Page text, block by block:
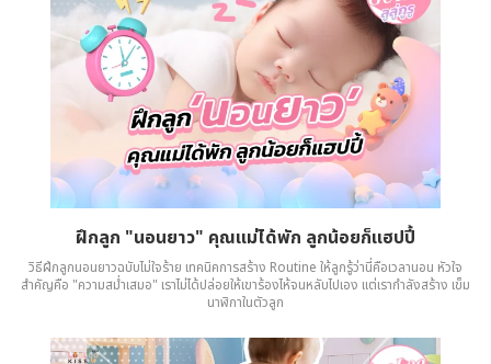
ฝึกลูก "นอนยาว" คุณแม่ได้พัก ลูกน้อยก็แฮปปี้
วิธีฝึกลูกนอนยาวฉบับไม่ใจร้าย เทคนิคการสร้าง Routine ให้ลูกรู้ว่านี่คือเวลานอน หัวใจ
สำคัญคือ "ความสม่ำเสมอ" เราไม่ได้ปล่อยให้เขาร้องไห้จนหลับไปเอง แต่เรากำลังสร้าง เข็ม
นาฬิกาในตัวลูก